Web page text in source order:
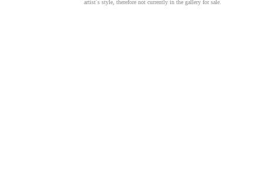
artist´s style, therefore not currently in the gallery for sale.